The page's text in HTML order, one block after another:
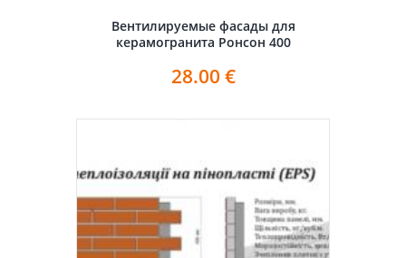
Вентилируемые фасады для
керамогранита Ронсон 400
28.00 €